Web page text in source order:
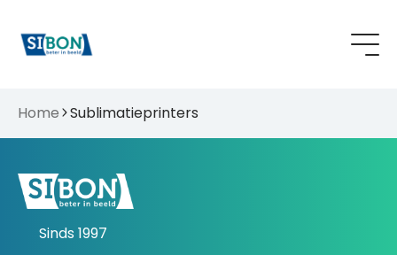
Home Sublimatieprinters
Sinds 1997